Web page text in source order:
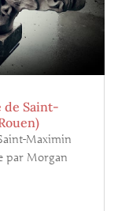
de Saint-
Maximin
par Morgan